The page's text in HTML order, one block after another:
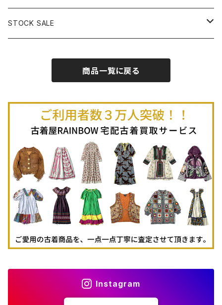
古着オーバーオール
古着半袖Ｔシャツ
古着キャミソール
古着ポロシャツ
古着長袖ポロシャツ
古着スウェット
古着パーカー
古着タンクトップ
古着ニットアウター
古着ヘビージャケット
古着羽織り
古着膝丈スカート (丈56-75cm)
古着ミニ丈スカート (丈56-75cm)
古着ロング丈パンツ
STOCK SALE
Autumn / Winter
商品一覧に戻る
Instagram